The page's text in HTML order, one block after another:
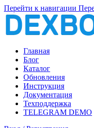
Перейти к навигации
Главная
Блог
Каталог
Обновления
Инструкция
Документация
Техподдержка
TELEGRAM DEMO